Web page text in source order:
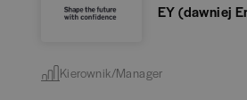
EY (dawniej
Kierownik/Manager